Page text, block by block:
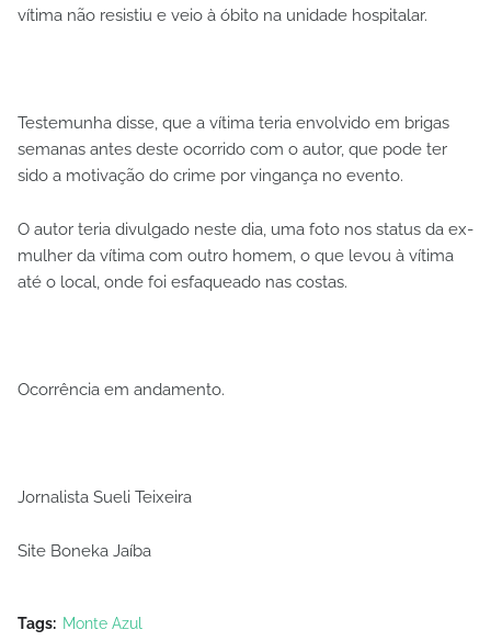
vítima não resistiu e veio à óbito na unidade hospitalar.
Testemunha disse, que a vítima teria envolvido em brigas
semanas antes deste ocorrido com o autor, que pode ter
sido a motivação do crime por vingança no evento.
O autor teria divulgado neste dia, uma foto nos status da ex-
mulher da vítima com outro homem, o que levou à vítima
até o local, onde foi esfaqueado nas costas.
Ocorrência em andamento.
Jornalista Sueli Teixeira
Site Boneka Jaíba
Tags: Monte Azul